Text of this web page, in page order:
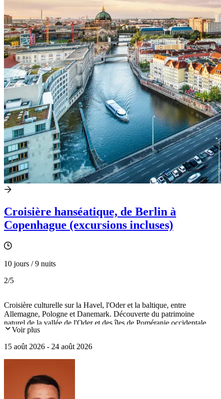
Croisière hanséatique, de Berlin à
Copenhague (excursions incluses)
10 jours / 9 nuits
2/5
Croisière culturelle sur la Havel, l'Oder et la baltique, entre
Allemagne, Pologne et Danemark. Découverte du patrimoine
naturel de la vallée de l'Oder et des îles de Poméranie occidentale.
Visite de Berlin, Szczecin, Greifswald, Copenhague et le château
Voir plus
15 août 2026 - 24 août 2026